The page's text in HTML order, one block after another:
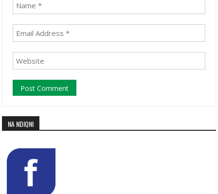
NA NDIQNI